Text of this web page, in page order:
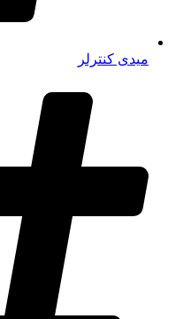
میدی کنترلر